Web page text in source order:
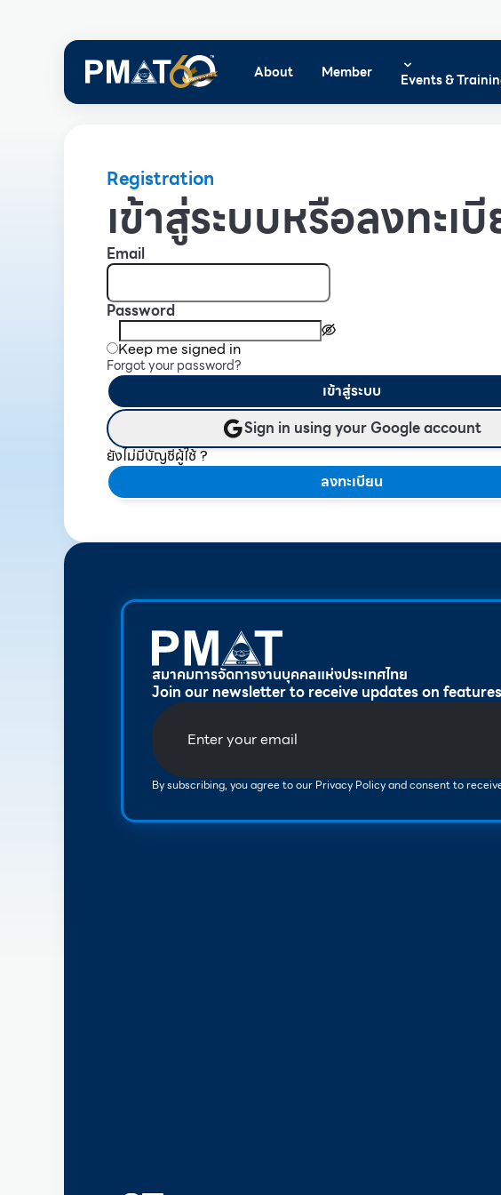
About Member Events &
Registration
เข้าสู่ระบบหรือลงทะ
Email
Password
Keep me signed in
Forgot your password?
เข้าสู่ระบบ
Sign in using your Google account
ยังไม่มีบัญชีผู้ใช้ ?
ลงทะเบียน
สมาคมการจัดการงานบุคคลแห่งประเทศไทย
Join our newsletter to receive updates on
By subscribing, you agree to our Privacy Policy and consent to